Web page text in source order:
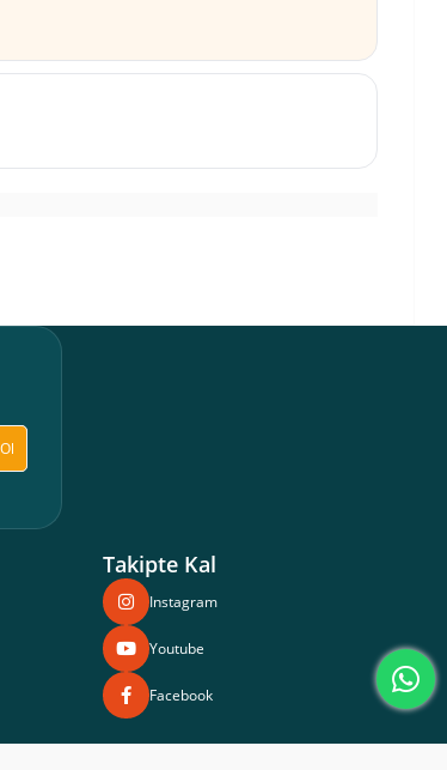
Takipte Kal
Instagram
Youtube
Facebook